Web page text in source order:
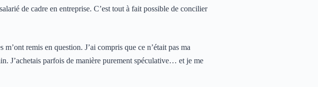
de cadre en entreprise. C’est tout à fait possible de concilier
remis en question. J’ai compris que ce n’était pas ma
J’achetais parfois de manière purement spéculative… et je me